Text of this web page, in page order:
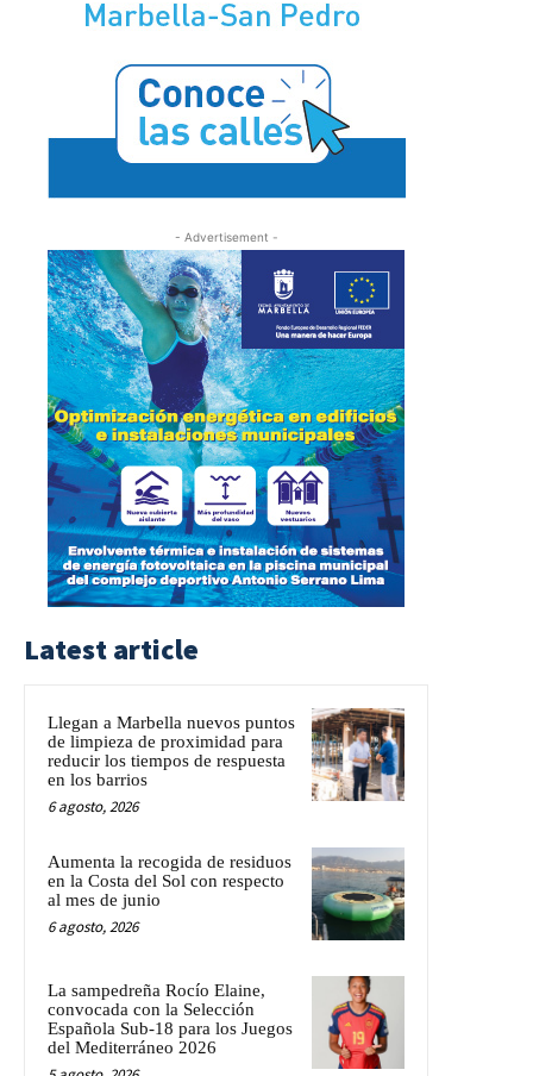
- Advertisement -
Latest article
Llegan a Marbella nuevos puntos
de limpieza de proximidad para
reducir los tiempos de respuesta
en los barrios
6 agosto, 2026
Aumenta la recogida de residuos
en la Costa del Sol con respecto
al mes de junio
6 agosto, 2026
La sampedreña Rocío Elaine,
convocada con la Selección
Española Sub-18 para los Juegos
del Mediterráneo 2026